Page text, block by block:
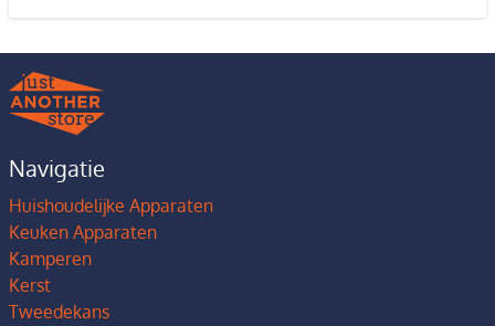
Navigatie
Huishoudelijke Apparaten
Keuken Apparaten
Kamperen
Kerst
Tweedekans